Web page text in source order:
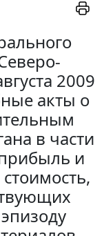
2009
акты о
в части
и